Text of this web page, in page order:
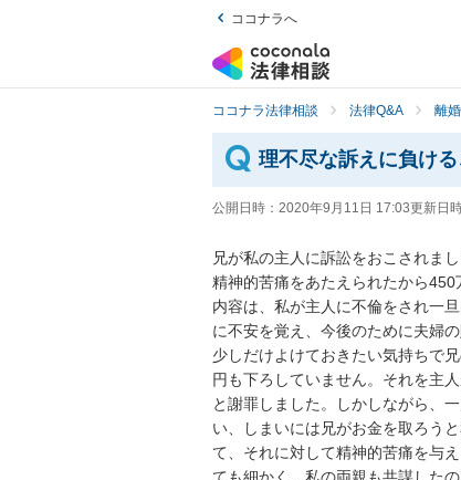
ココナラへ
ココナラ法律相談 法律Q&A 離
理不尽な訴えに負け
公開日時： 2020年9月11日 17:03更新日
兄が私の主人に訴訟をおこされまし
精神的苦痛をあたえられたから450
内容は、私が主人に不倫をされ一
に不安を覚え、今後のために夫婦
少しだけよけておきたい気持ちで
円も下ろしていません。それを主
と謝罪しました。しかしながら、
い、しまいには兄がお金を取ろう
て、それに対して精神的苦痛を与